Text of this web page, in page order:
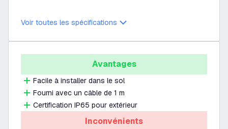
Voir toutes les spécifications
Avantages
Facile à installer dans le sol
Fourni avec un câble de 1 m
Certification IP65 pour extérieur
Inconvénients